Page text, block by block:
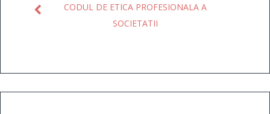
CODUL DE ETICA PROFESIONALA A
SOCIETATII